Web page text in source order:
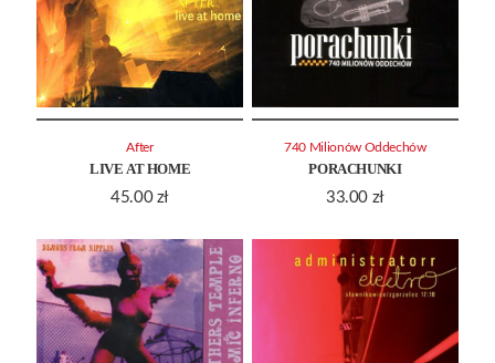
LIVE AT HOME
45.00 zł
After
PORACHUNKI
33.00 zł
740 Milionów Oddechów